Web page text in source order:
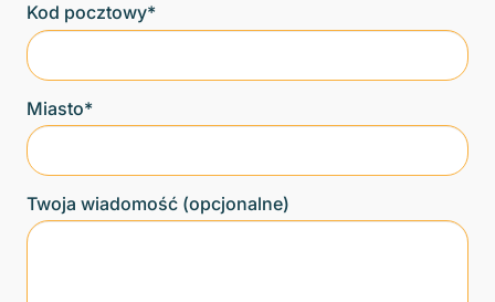
Kod pocztowy*
Miasto*
Twoja wiadomość (opcjonalne)